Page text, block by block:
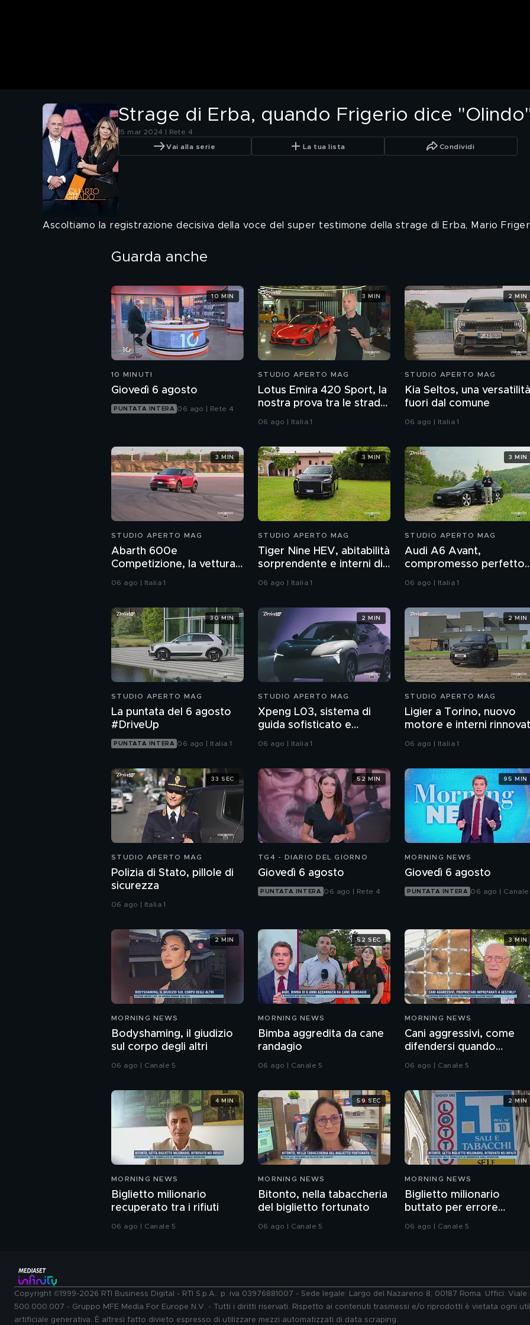
Strage di Erba, quando Frigerio dice
15 mar 2024 | Rete 4
Vai alla serie La tua lista Condividi
Ascoltiamo la registrazione decisiva della voce del super testimone della strage di Erba, Mario
Guarda anche
10 MINUTI
Giovedì 6 agosto
PUNTATA INTERA 06 ago | Rete 4
10 MIN
STUDIO APERTO MAG
Lotus Emira 420 Sport, la
nostra prova tra le strade
dell'Inghilterra
06 ago | Italia 1
3 MIN
STUDIO APERTO MAG
Kia Seltos, una versatilità
fuori dal comune
06 ago | Italia 1
2 MIN
STUDIO APERTO MAG
Abarth 600e
Competizione, la vettura
più potente della casa
06 ago | Italia 1
3 MIN
STUDIO APERTO MAG
Tiger Nine HEV, abitabilità
sorprendente e interni di
qualità
06 ago | Italia 1
3 MIN
STUDIO APERTO MAG
Audi A6 Avant,
compromesso perfetto
tra aerodinamica e
06 ago | Italia 1
3 MIN
STUDIO APERTO MAG
La puntata del 6 agosto
#DriveUp
PUNTATA INTERA 06 ago | Italia 1
30 MIN
STUDIO APERTO MAG
Xpeng L03, sistema di
guida sofisticato e
aspirazioni per il futuro
06 ago | Italia 1
2 MIN
STUDIO APERTO MAG
Ligier a Torino, nuovo
motore e interni
06 ago | Italia 1
2 MIN
STUDIO APERTO MAG
Polizia di Stato, pillole di
sicurezza
06 ago | Italia 1
33 SEC
TG4 - DIARIO DEL GIORNO
Giovedì 6 agosto
PUNTATA INTERA 06 ago | Rete 4
52 MIN
MORNING NEWS
Giovedì 6 agosto
PUNTATA INTERA 06 ago | Canale
95 MIN
MORNING NEWS
Bodyshaming, il giudizio
sul corpo degli altri
06 ago | Canale 5
2 MIN
MORNING NEWS
Bimba aggredita da cane
randagio
06 ago | Canale 5
52 SEC
MORNING NEWS
Cani aggressivi, come
difendersi quando
attaccano?
06 ago | Canale 5
3 MIN
MORNING NEWS
Biglietto milionario
recuperato tra i rifiuti
06 ago | Canale 5
4 MIN
MORNING NEWS
Bitonto, nella tabaccheria
del biglietto fortunato
06 ago | Canale 5
59 SEC
MORNING NEWS
Biglietto milionario
buttato per errore
nell'immondizia
06 ago | Canale 5
2 MIN
Copyright ©1999-2026 RTI Business Digital - RTI S.p.A.: p. iva 03976881007 - Sede legale: Largo del Nazareno 8, 00187 Roma. Uffici:
500.000.007 - Gruppo MFE Media For Europe N.V. - Tutti i diritti riservati. Rispetto ai contenuti trasmessi e/o riprodotti è vietata ogni
artificiale generativa. È altresì fatto divieto espresso di utilizzare mezzi automatizzati di data scraping.